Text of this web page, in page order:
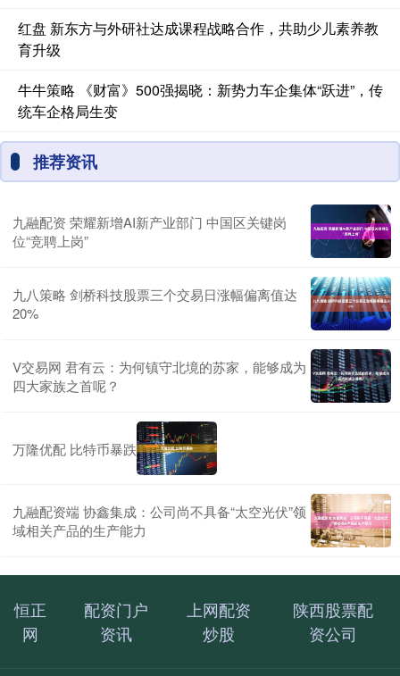
红盘 新东方与外研社达成课程战略合作，共助少儿素养教
育升级
牛牛策略 《财富》500强揭晓：新势力车企集体“跃进”，传
统车企格局生变
推荐资讯
九融配资 荣耀新增AI新产业部门 中国区关键岗
位“竞聘上岗”
九八策略 剑桥科技股票三个交易日涨幅偏离值达
20%
V交易网 君有云：为何镇守北境的苏家，能够成为
四大家族之首呢？
万隆优配 比特币暴跌
九融配资端 协鑫集成：公司尚不具备“太空光伏”领
域相关产品的生产能力
恒正
网
配资门户
资讯
上网配资
炒股
陕西股票配
资公司